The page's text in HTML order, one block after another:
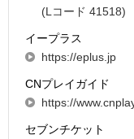
(Lコード 41518)
イープラス
https://eplus.jp
CNプレイガイド
https://
セブンチケット